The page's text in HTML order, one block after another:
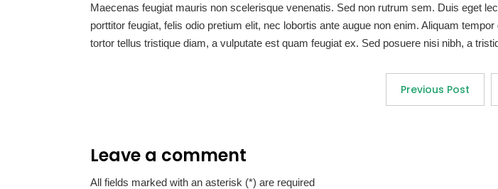
Maecenas feugiat mauris non scelerisque venenatis. Sed non rutrum sem. Duis eget
porttitor feugiat, felis odio pretium elit, nec lobortis ante augue non enim. Aliquam
tortor tellus tristique diam, a vulputate est quam feugiat ex. Sed posuere nisi nibh, a
Previous Post
Leave a comment
All fields marked with an asterisk (*) are required